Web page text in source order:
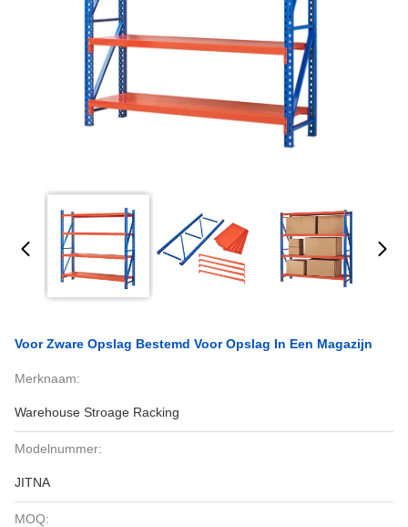
Voor Zware Opslag Bestemd Voor Opslag In Een Magazijn
Merknaam:
Warehouse Stroage Racking
Modelnummer:
JITNA
MOQ: